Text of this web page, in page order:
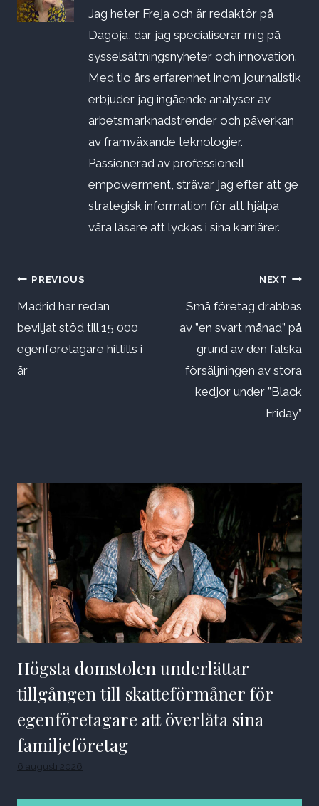
Jag heter Freja och är redaktör på
Dagoja, där jag specialiserar mig på
sysselsättningsnyheter och innovation.
Med tio års erfarenhet inom journalistik
erbjuder jag ingående analyser av
arbetsmarknadstrender och påverkan
av framväxande teknologier.
Passionerad av professionell
empowerment, strävar jag efter att ge
strategisk information för att hjälpa
våra läsare att lyckas i sina karriärer.
Inläggsnavigering
PREVIOUS
Madrid har redan
beviljat stöd till 15 000
egenföretagare hittills i
år
NEXT
Små företag drabbas
av ”en svart månad” på
grund av den falska
försäljningen av stora
kedjor under ”Black
Friday”
Högsta domstolen underlättar
tillgången till skatteförmåner för
egenföretagare att överlåta sina
familjeföretag
6 augusti 2026